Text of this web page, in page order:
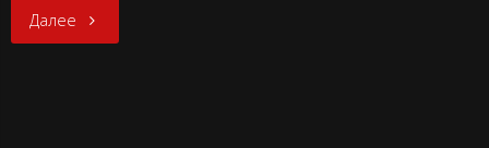
Далее "Там,